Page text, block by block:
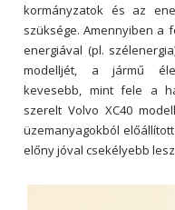
kormányzatok és az
szüksége. Amennyiben a
energiával (pl.
modelljét, a jármű
kevesebb, mint fele a
szerelt Volvo XC40
üzemanyagokból
előny jóval csekélyebb